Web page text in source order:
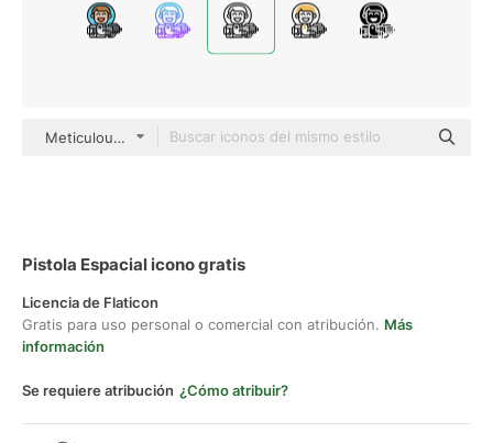
Meticulous Line
Pistola Espacial icono gratis
Licencia de Flaticon
Gratis para uso personal o comercial con atribución. Más
información
Se requiere atribución ¿Cómo atribuir?